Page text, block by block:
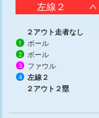
左線２
２アウト走者なし
1 ボール
2 ボール
3 ファウル
4
左線２
２アウト２塁